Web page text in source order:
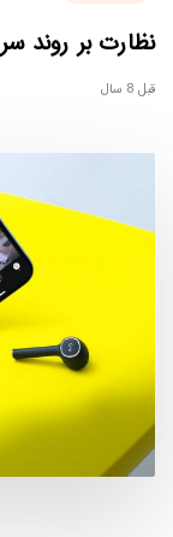
نظارت بر روند
قبل 8 سال